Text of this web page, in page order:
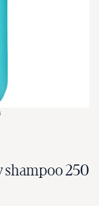
shampoo 250